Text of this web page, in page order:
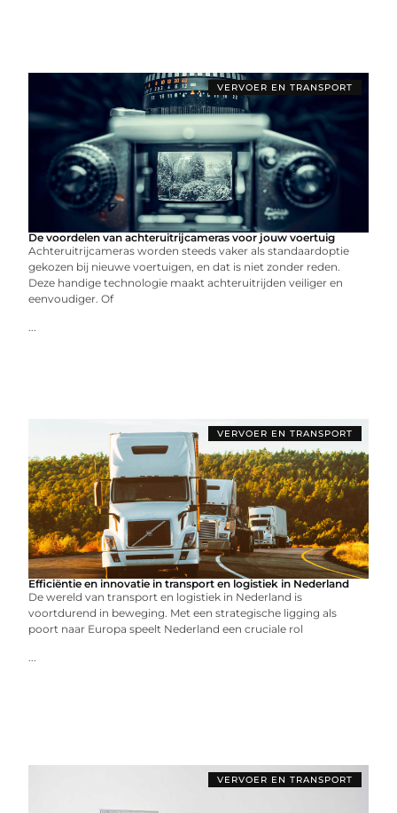
VERVOER EN TRANSPORT
De voordelen van achteruitrijcameras voor jouw voertuig
Achteruitrijcameras worden steeds vaker als standaardoptie
gekozen bij nieuwe voertuigen, en dat is niet zonder reden.
Deze handige technologie maakt achteruitrijden veiliger en
eenvoudiger. Of
...
VERVOER EN TRANSPORT
Efficiëntie en innovatie in transport en logistiek in Nederland
De wereld van transport en logistiek in Nederland is
voortdurend in beweging. Met een strategische ligging als
poort naar Europa speelt Nederland een cruciale rol
...
VERVOER EN TRANSPORT